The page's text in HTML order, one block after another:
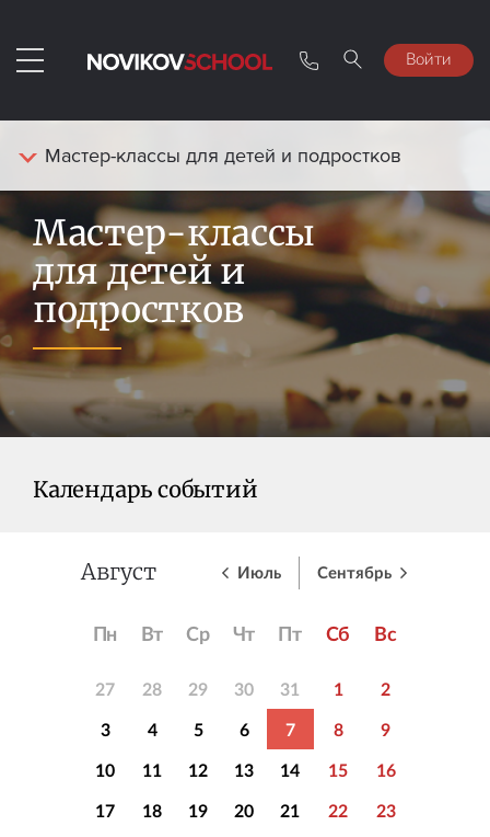
Войти
Мастер-классы для детей и подростков
Мастер-классы
для детей и
подростков
Календарь событий
Август Июль Сентябрь
Пн Вт Ср Чт Пт Сб Вс
27 28 29 30 31 1
2
3
4 5 6 7 8
9
10
11 12 13 14 15
16
17
18 19 20 21 22
23